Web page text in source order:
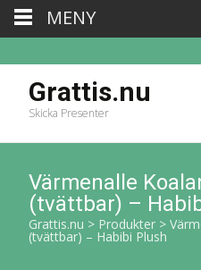
Grattis.nu
Skicka Presenter
Värmenalle
(tvättbar) –
Grattis.nu > Produkter >
(tvättbar) – Habibi Plush
MENY